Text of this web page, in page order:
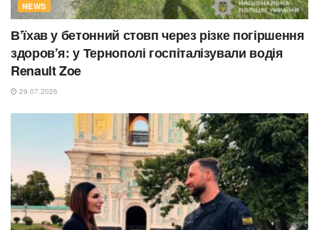
NEWS
В’їхав у бетонний стовп через різке погіршення
здоров’я: у Тернополі госпіталізували водія
Renault Zoe
29.07.2026